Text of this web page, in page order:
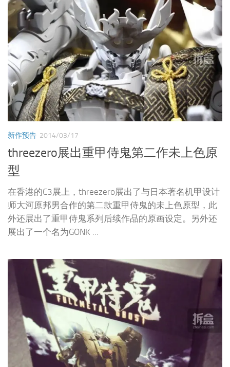
新作预告 2014/03/17
threezero展出重甲侍鬼第二作未上色原
型
在香港的C3展上，threezero展出了与日本著名机甲设计
师大河原邦男合作的第二款重甲侍鬼的未上色原型，此
外还展出了重甲侍鬼系列后续作品的原画设定。另外还
展出了一个名为GONK ...